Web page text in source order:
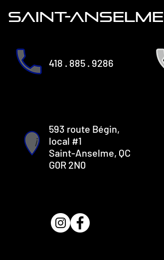
saint-anselme
418 . 885 . 9286
593 route Bégin,
local #1
Saint-Anselme, QC
G0R 2N0